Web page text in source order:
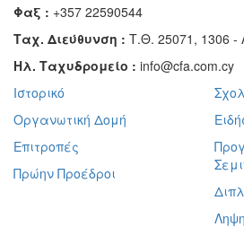
Φαξ : +357 22590544
Ταχ. Διεύθυνση : Τ.Θ. 25071, 1306
Ηλ. Ταχυδρομείο : info@cfa.com.cy
Ιστορικό
Οργανωτική Δομή
Επιτροπές
Πρώην Προέδροι